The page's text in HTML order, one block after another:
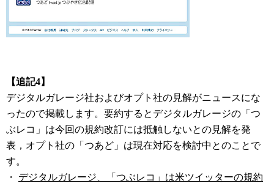
【追記4】
デジタルガレージ社およびオプト社の見解がニュースにな
ったので掲載します。要約するとデジタルガレージの「つ
ぶレコ」は今回の規約改訂には抵触しないとの見解を発
表，オプト社の「つあど」は現在対応を検討中とのことで
す。
・ デジタルガレージ、「つぶレコ」は米ツイッターの規約